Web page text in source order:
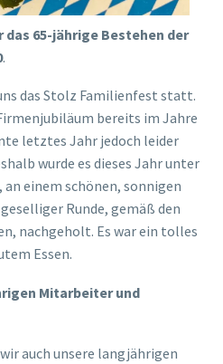
das 65-jährige Bestehen der
.
das Stolz Familienfest statt.
bereits im Jahre
letztes Jahr jedoch leider
wurde es dieses Jahr unter
einem schönen, sonnigen
Runde, gemäß den
nachgeholt. Es war ein tolles
Essen.
Mitarbeiter und
auch unsere langjährigen